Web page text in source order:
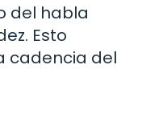
del habla
Esto
cadencia del